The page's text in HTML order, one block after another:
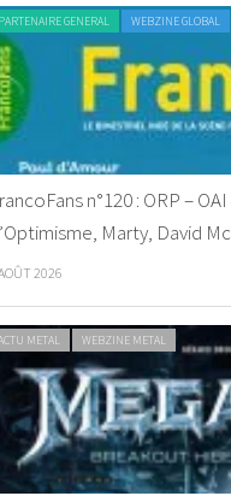
GENERAL WEBZINE GLOBAL
n°120 : ORP –
Marty, David
2026
METAL WEBZINE METAL